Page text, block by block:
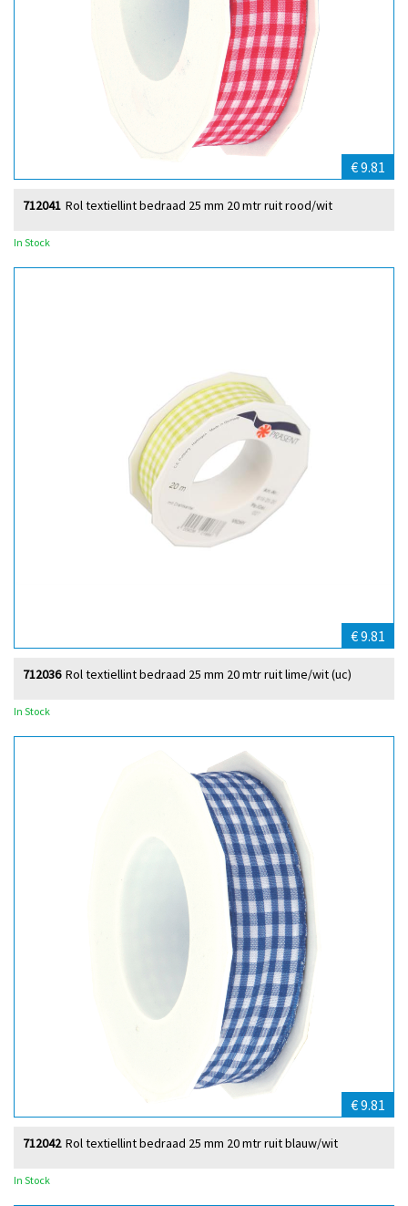
€ 9.81
Rol textiellint bedraad 25 mm 20 mtr ruit rood/wit
712041
In Stock
€ 9.81
Rol textiellint bedraad 25 mm 20 mtr ruit lime/wit (uc)
712036
In Stock
€ 9.81
Rol textiellint bedraad 25 mm 20 mtr ruit blauw/wit
712042
In Stock